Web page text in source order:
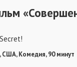
США, Комедия, 90 минут